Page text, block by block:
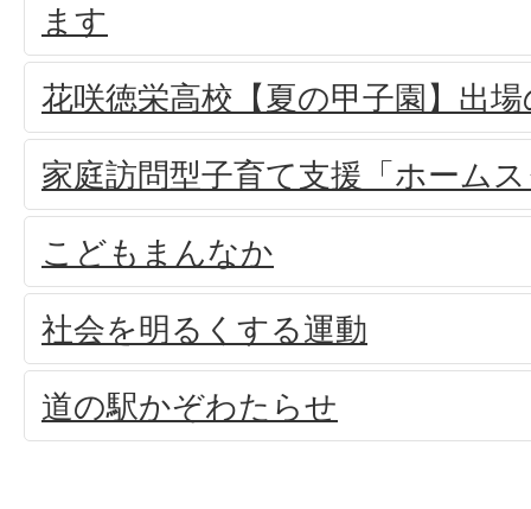
ます
花咲徳栄高校【夏の甲子園】出
家庭訪問型子育て支援「ホーム
こどもまんなか
社会を明るくする運動
道の駅かぞわたらせ